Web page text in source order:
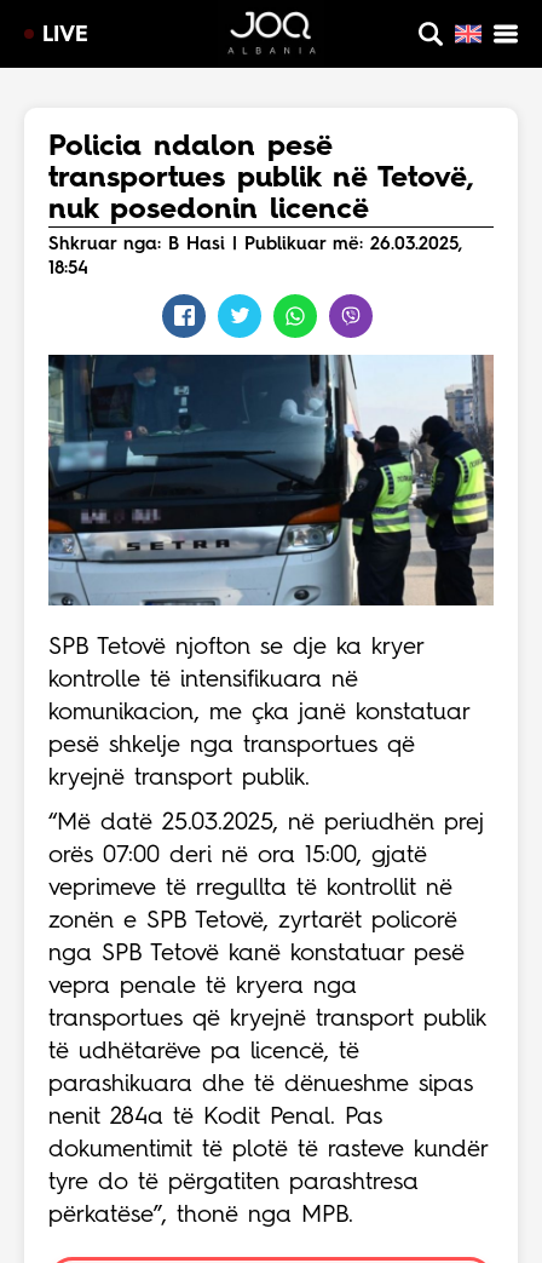
LIVE
Policia ndalon pesë
transportues publik në Tetovë,
nuk posedonin licencë
Shkruar nga: B Hasi | Publikuar më: 26.03.2025,
18:54
SPB Tetovë njofton se dje ka kryer
kontrolle të intensifikuara në
komunikacion, me çka janë konstatuar
pesë shkelje nga transportues që
kryejnë transport publik.
“Më datë 25.03.2025, në periudhën prej
orës 07:00 deri në ora 15:00, gjatë
veprimeve të rregullta të kontrollit në
zonën e SPB Tetovë, zyrtarët policorë
nga SPB Tetovë kanë konstatuar pesë
vepra penale të kryera nga
transportues që kryejnë transport publik
të udhëtarëve pa licencë, të
parashikuara dhe të dënueshme sipas
nenit 284a të Kodit Penal. Pas
dokumentimit të plotë të rasteve kundër
tyre do të përgatiten parashtresa
përkatëse”, thonë nga MPB.